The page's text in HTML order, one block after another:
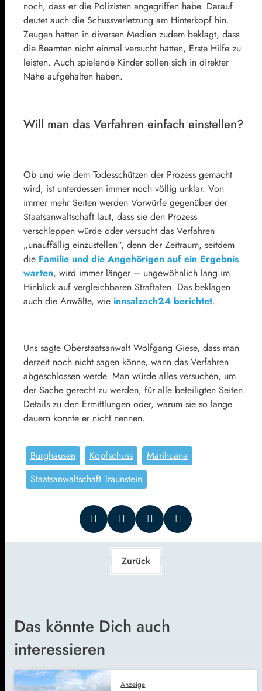
noch, dass er die Polizisten angegriffen habe. Darauf
deutet auch die Schussverletzung am Hinterkopf hin.
Zeugen hatten in diversen Medien zudem beklagt, dass
die Beamten nicht einmal versucht hätten, Erste Hilfe zu
leisten. Auch spielende Kinder sollen sich in direkter
Nähe aufgehalten haben.
Will man das Verfahren einfach einstellen?
Ob und wie dem Todesschützen der Prozess gemacht
wird, ist unterdessen immer noch völlig unklar. Von
immer mehr Seiten werden Vorwürfe gegenüber der
Staatsanwaltschaft laut, dass sie den Prozess
verschleppen würde oder versucht das Verfahren
„unauffällig einzustellen“, denn der Zeitraum, seitdem
die Familie und die Angehörigen auf ein Ergebnis
warten, wird immer länger – ungewöhnlich lang im
Hinblick auf vergleichbaren Straftaten. Das beklagen
auch die Anwälte, wie innsalzach24 berichtet.
Uns sagte Oberstaatsanwalt Wolfgang Giese, dass man
derzeit noch nicht sagen könne, wann das Verfahren
abgeschlossen werde. Man würde alles versuchen, um
der Sache gerecht zu werden, für alle beteiligten Seiten.
Details zu den Ermittlungen oder, warum sie so lange
dauern konnte er nicht nennen.
Burghausen Kopfschuss
Marihuana
Staatsanwaltschaft Traunstein
Zurück
Das könnte Dich auch
interessieren
Anzeige